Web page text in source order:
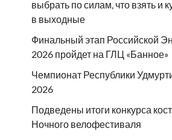
выбрать по силам, что взять и
в выходные
Финальный этап Российской
2026 пройдет на ГЛЦ «Банное»
Чемпионат Республики
2026
Подведены итоги конкурса
Ночного велофестиваля